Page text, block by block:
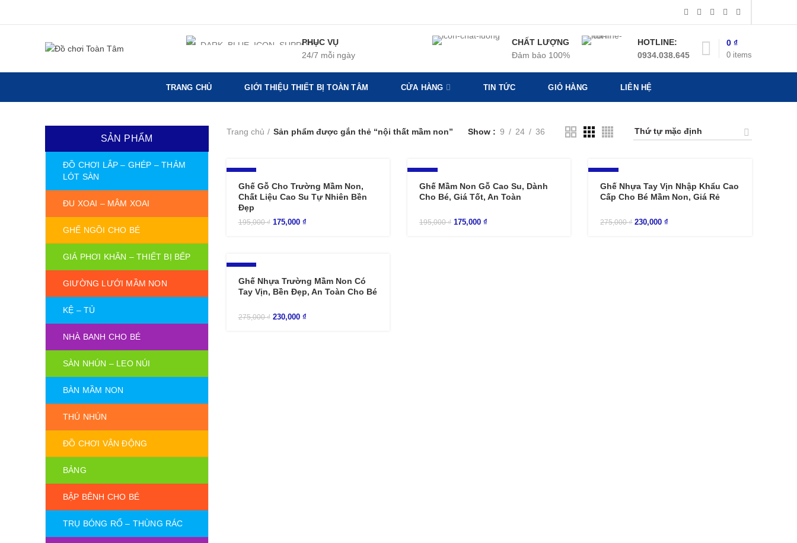
PHỤC VỤ
24/7 mỗi ngày
CHẤT LƯỢNG
Đảm bảo 100%
HOTLINE:
0934.038.645
0 items
0 ₫
TRANG CHỦ GIỚI THIỆU THIẾT BỊ TOÀN TÂM CỬA HÀNG TIN TỨC GIỎ HÀNG LIÊN HỆ
Trang chủ Sản phẩm được gắn thẻ “nội thất mầm non” Show 9 24 36
Ghế Gỗ Cho Trường Mầm Non,
Chất Liệu Cao Su Tự Nhiên Bền
Đẹp
195,000₫ 175,000 ₫
Ghế Mầm Non Gỗ Cao Su, Dành
Cho Bé, Giá Tốt, An Toàn
195,000₫ 175,000 ₫
Ghế Nhựa Tay Vịn Nhập Khẩu Cao
Cấp Cho Bé Mầm Non, Giá Rẻ
275,000₫ 230,000₫
Ghế Nhựa Trường Mầm Non Có
Tay Vịn, Bền Đẹp, An Toàn Cho Bé
275,000₫ 230,000 ₫
SẢN PHẨM
ĐỒ CHƠI LẮP – GHÉP – THẢM
LÓT SÀN
ĐU XOAI – MÂM XOAI
GHẾ NGỒI CHO BÉ
GIÁ PHƠI KHĂN – THIẾT BỊ BẾP
GIƯỜNG LƯỚI MẦM NON
KỆ – TỦ
NHÀ BANH CHO BÉ
SÀN NHÚN – LEO NÚI
BÀN MẦM NON
THÚ NHÚN
ĐỒ CHƠI VẬN ĐỘNG
BẢNG
BẬP BÊNH CHO BÉ
TRỤ BÓNG RỔ – THÙNG RÁC